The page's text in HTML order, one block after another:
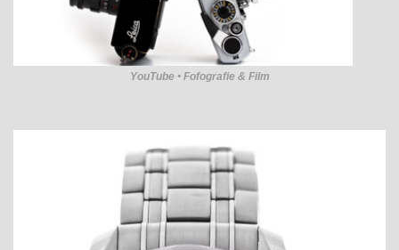
YouTube • Fofografie & Film